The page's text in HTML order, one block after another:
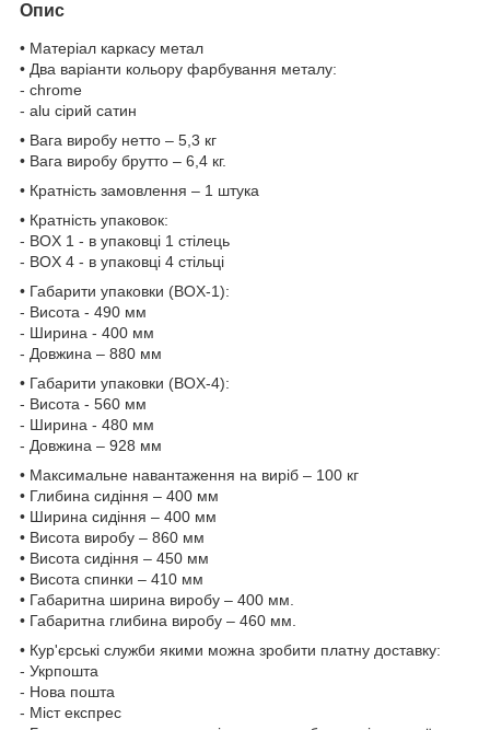
Опис
• Матеріал каркасу метал
• Два варіанти кольору фарбування металу:
- chrome
- alu сірий сатин
• Вага виробу нетто – 5,3 кг
• Вага виробу брутто – 6,4 кг.
• Кратність замовлення – 1 штука
• Кратність упаковок:
- BOX 1 - в упаковці 1 стілець
- BOX 4 - в упаковці 4 стільці
• Габарити упаковки (BOX-1):
- Висота - 490 мм
- Ширина - 400 мм
- Довжина – 880 мм
• Габарити упаковки (BOX-4):
- Висота - 560 мм
- Ширина - 480 мм
- Довжина – 928 мм
• Максимальне навантаження на виріб – 100 кг
• Глибина сидіння – 400 мм
• Ширина сидіння – 400 мм
• Висота виробу – 860 мм
• Висота сидіння – 450 мм
• Висота спинки – 410 мм
• Габаритна ширина виробу – 400 мм.
• Габаритна глибина виробу – 460 мм.
• Кур'єрські служби якими можна зробити платну доставку:
- Укрпошта
- Нова пошта
- Міст експрес